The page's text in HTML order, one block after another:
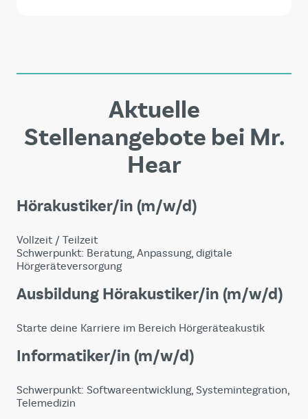
Aktuelle
Stellenangebote bei Mr.
Hear
Hörakustiker/in (m/w/d)
Vollzeit / Teilzeit
Schwerpunkt: Beratung, Anpassung, digitale
Hörgeräteversorgung
Ausbildung Hörakustiker/in (m/w/d)
Starte deine Karriere im Bereich Hörgeräteakustik
Informatiker/in (m/w/d)
Schwerpunkt: Softwareentwicklung, Systemintegration,
Telemedizin